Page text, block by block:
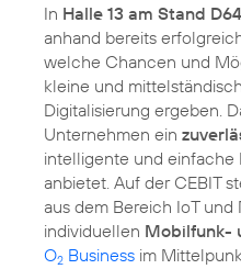
In Halle 13 am Stand D64
anhand bereits
welche Chancen und
kleine und
Digitalisierung ergeben.
Unternehmen ein
intelligente und einfache
anbietet. Auf der CEBIT
aus dem Bereich IoT
individuellen Mobilfunk-
O2 Business im